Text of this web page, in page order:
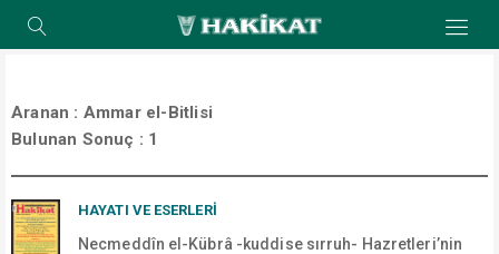
Aranan : Ammar el-Bitlisi
Bulunan Sonuç : 1
HAYATI VE ESERLERİ
Necmeddîn el-Kübrâ -kuddise sırruh- Hazretleri’nin